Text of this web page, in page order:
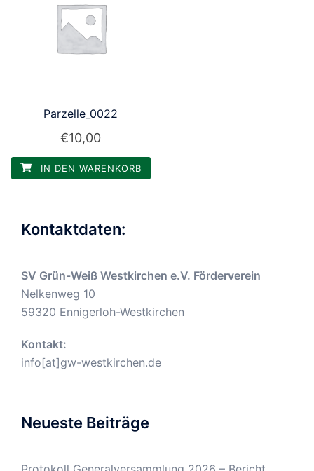
Parzelle_0022
€10,00
IN DEN WARENKORB
Kontaktdaten:
SV Grün-Weiß Westkirchen e.V. Förderverein
Nelkenweg 10
59320 Ennigerloh-Westkirchen
Kontakt:
info[at]gw-westkirchen.de
Neueste Beiträge